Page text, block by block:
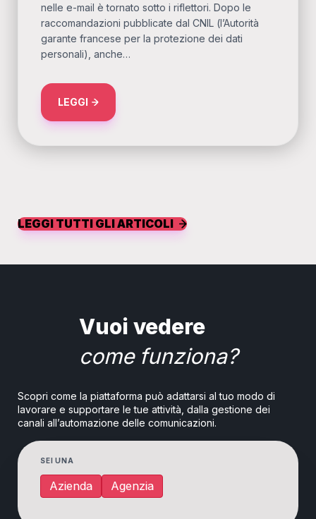
nelle e-mail è tornato sotto i riflettori. Dopo le
raccomandazioni pubblicate dal CNIL (l’Autorità
garante francese per la protezione dei dati
personali), anche…
LEGGIABOUT PIXEL DI TRACCIAMENTO NELLE E-
LEGGI TUTTI GLI ARTICOLI
Vuoi vedere
come funziona?
Scopri come la piattaforma può adattarsi al tuo modo di
lavorare e supportare le tue attività, dalla gestione dei
canali all’automazione delle comunicazioni.
SEI UNA
Azienda Agenzia